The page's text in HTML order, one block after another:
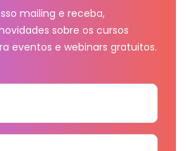
mailing e receba,
sobre os cursos
eventos e webinars gratuitos.